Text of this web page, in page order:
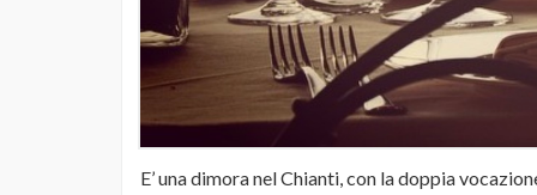
E’ una dimora nel Chianti, con la doppia